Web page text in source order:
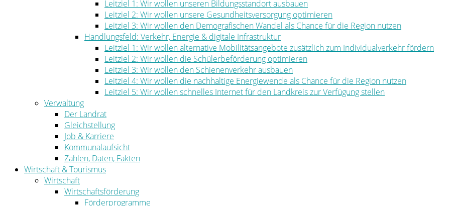
Leitziel 1: Wir wollen unseren Bildungsstandort ausbauen
Leitziel 2: Wir wollen unsere Gesundheitsversorgung optimieren
Leitziel 3: Wir wollen den Demografischen Wandel als Chance für die Region nutzen
Handlungsfeld: Verkehr, Energie & digitale Infrastruktur
Leitziel 1: Wir wollen alternative Mobilitätsangebote zusätzlich zum Individualverkehr fördern
Leitziel 2: Wir wollen die Schülerbeförderung optimieren
Leitziel 3: Wir wollen den Schienenverkehr ausbauen
Leitziel 4: Wir wollen die nachhaltige Energiewende als Chance für die Region nutzen
Leitziel 5: Wir wollen schnelles Internet für den Landkreis zur Verfügung stellen
Verwaltung
Der Landrat
Gleichstellung
Job & Karriere
Kommunalaufsicht
Zahlen, Daten, Fakten
Wirtschaft & Tourismus
Wirtschaft
Wirtschaftsförderung
Förderprogramme